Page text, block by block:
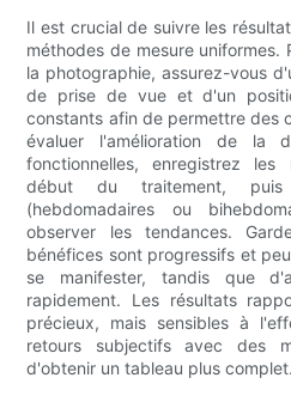
Il est crucial de suivre les
méthodes de mesure uniformes.
la photographie, assurez-vous
de prise de vue et d'un
constants afin de permettre des
évaluer l'amélioration de la
fonctionnelles, enregistrez
début du traitement,
(hebdomadaires ou
observer les tendances.
bénéfices sont progressifs et
se manifester, tandis que
rapidement. Les résultats
précieux, mais sensibles à
retours subjectifs avec des
d'obtenir un tableau plus complet.